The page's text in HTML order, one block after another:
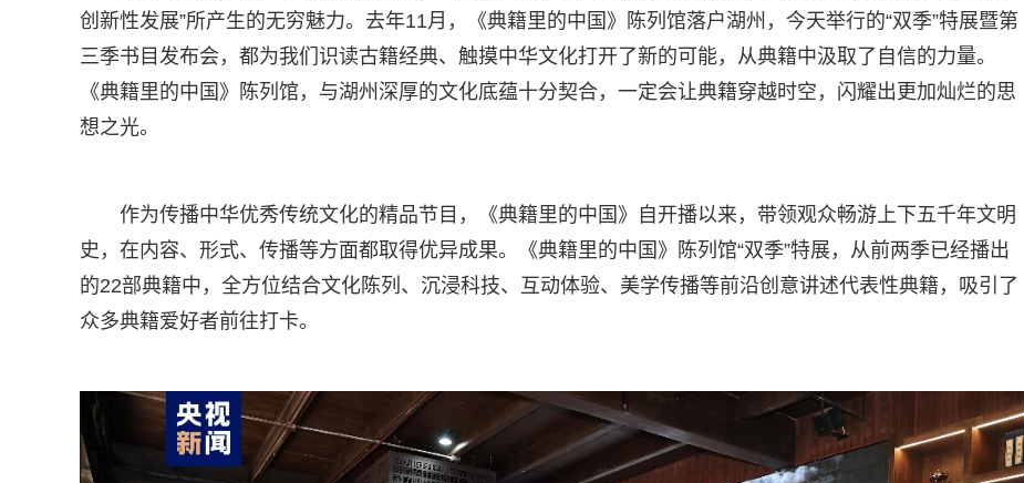
创新性发展”所产生的无穷魅力。去年11月，《典籍里的中国》陈列馆落户湖州，今天举行的“双季”特展暨第
三季书目发布会，都为我们识读古籍经典、触摸中华文化打开了新的可能，从典籍中汲取了自信的力量。
《典籍里的中国》陈列馆，与湖州深厚的文化底蕴十分契合，一定会让典籍穿越时空，闪耀出更加灿烂的思
想之光。
作为传播中华优秀传统文化的精品节目，《典籍里的中国》自开播以来，带领观众畅游上下五千年文明
史，在内容、形式、传播等方面都取得优异成果。《典籍里的中国》陈列馆“双季”特展，从前两季已经播出
的22部典籍中，全方位结合文化陈列、沉浸科技、互动体验、美学传播等前沿创意讲述代表性典籍，吸引了
众多典籍爱好者前往打卡。